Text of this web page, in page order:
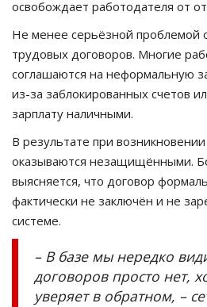
освобождает работодателя от
Не менее серьёзной проблемой
трудовых договоров. Многие
соглашаются на неформальную
из-за заблокированных счетов
зарплату наличными.
В результате при
оказываются незащищёнными.
выясняется, что договор
фактически не заключён и не
системе.
– В базе мы нередко
договоров просто нет,
уверяет в обратном, –